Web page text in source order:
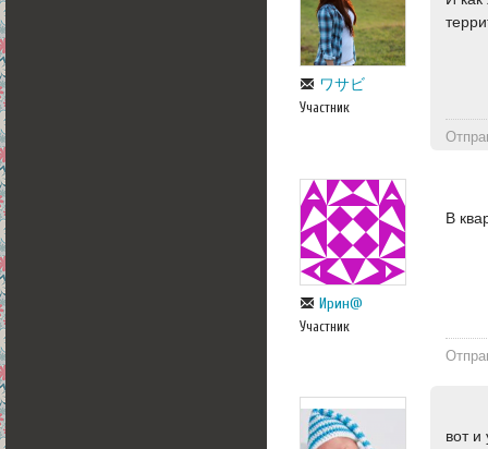
ワサビ
Участник
Ирин@
Участник
В
вот и